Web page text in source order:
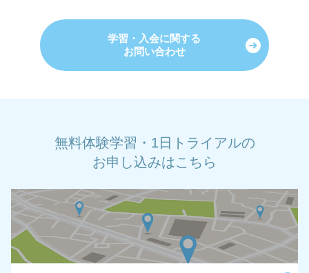
学習・入会に関する
お問い合わせ
無料体験学習・1日トライアルの
お申し込みはこちら